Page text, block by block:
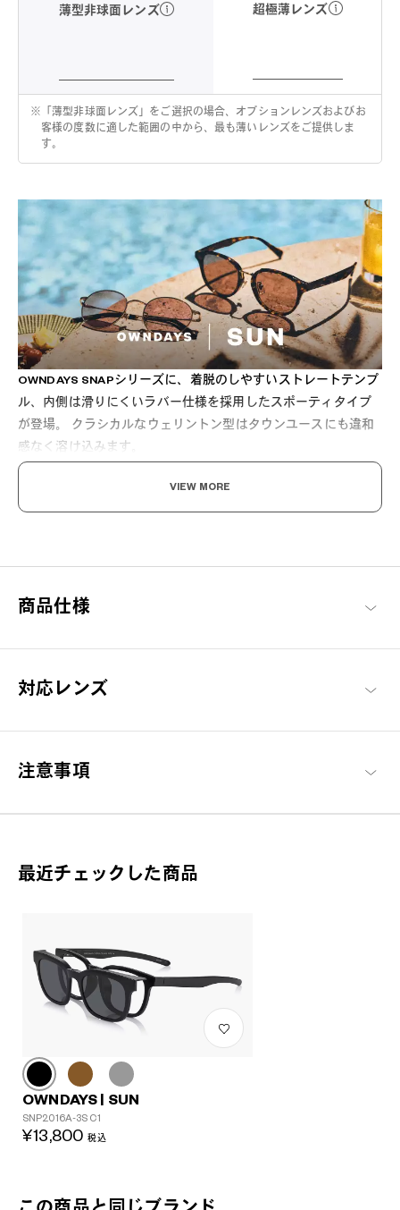
薄型非球面レンズ 超極薄レンズ
※
「薄型非球面レンズ」をご選択の場合、オプションレンズおよびお
客様の度数に適した範囲の中から、最も薄いレンズをご提供しま
す。
OWNDAYS SNAPシリーズに、着脱のしやすいストレートテンプ
ル、内側は滑りにくいラバー仕様を採用したスポーティタイプ
が登場。 クラシカルなウェリントン型はタウンユースにも違和
感なく溶け込みます。
マグネットで簡単1秒装着「OWNDAYS SNAP」
ワンタッチでメガネがサングラスにもなる便利な2WAYグラス。
1.0%以下
[可視光線透過率]
C3：15%
ファッションアイテムとしてはもちろん、眩しさを和らげ、紫外
線から瞳を守ります。アウトドアや街中でもSUNがそばにいれ
ば、いつもよりちょっと特別。
OWNDAYS | SUN 商品一覧へ
VIEW MORE
商品仕様
対応レンズ
注意事項
最近チェックした商品
OWNDAYS | SUN
SNP2016A-3S C1
¥13,800 税込